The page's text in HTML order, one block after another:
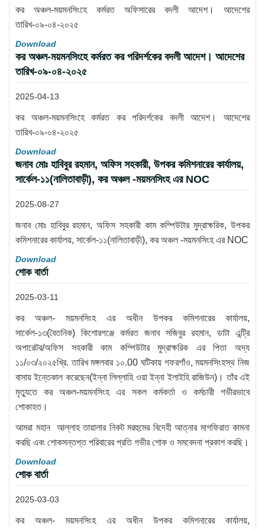
কর অঞ্চল-ময়মনসিংহে কর্মরত অফিসারের বদলী আদেশ। আদেশের
তারিখ-০৯-০৪-২০২৫
Download
কর অঞ্চল-ময়মনসিংহে কর্মরত কর পরিদর্শকের বদলী আদেশ। আদেশের
তারিখ-০৯-০৪-২০২৫
2025-04-13
কর অঞ্চল-ময়মনসিংহে কর্মরত কর পরিদর্শকের বদলী আদেশ। আদেশের
তারিখ-০৯-০৪-২০২৫
Download
জনাব মোঃ হাবিবুর রহমান, অফিস সহকারী, উপকর কমিশনারের কার্যালয়,
সার্কেল-১১(নালিতাবাড়ী), কর অঞ্চল -ময়মনসিংহ এর NOC
2025-08-27
জনাব মোঃ হাবিবুর রহমান, অফিস সহকারী কাম কম্পিউটার মুদ্রাক্ষরিক, উপকর
কমিশনারের কার্যালয়, সার্কেল-১১(নালিতাবাড়ী), কর অঞ্চল -ময়মনসিংহ এর NOC
Download
শোক বার্তা
2025-03-11
কর অঞ্চল- ময়মনসিংহ এর অধীন উপকর কমিশনারের কার্যালয়,
সার্কেল-১৩(বৈতনিক) কিশোরগঞ্জে কর্মরত জনাব সজিবুর রহমান, ডাটা এন্ট্রি
অপারেটর/অফিস সহকারী কাম কম্পিউটার মুদ্রাক্ষরিক এর পিতা অদ্য
১১/০৩/২০২৫খ্রি. তারিখ মঙ্গলবার ১০.00 ঘটিকায় গফরগাঁও, ময়মনসিংহস্থ নিজ
বাসায় ইন্তেকাল করেছেন(ইন্না লিল্লাহি ওয়া ইন্না ইলাইহি রাজিউন)। তাঁর এই
মৃত্যুতে কর অঞ্চল-ময়মনসিংহ এর সকল কর্মকর্তা ও কর্মচারী গভীরভাবে
শোকাহত।
আমরা মহান আল্লাহ তায়ালার নিকট মরহুমের বিদেহী আত্নার মাগফিরাত কামনা
করছি এবং শোকসন্তপ্ত পরিবারের প্রতি গভীর শোক ও সমবেদনা প্রকাশ করছি।
Download
শোক বার্তা
2025-03-03
কর অঞ্চল- ময়মনসিংহ এর অধীন উপকর কমিশনারের কার্যালয়,